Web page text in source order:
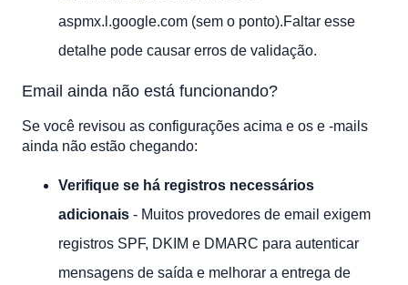
aspmx.l.google.com (sem o ponto).Faltar esse
detalhe pode causar erros de validação.
Email ainda não está funcionando?
Se você revisou as configurações acima e os e -mails
ainda não estão chegando:
Verifique se há registros necessários
adicionais - Muitos provedores de email exigem
registros SPF, DKIM e DMARC para autenticar
mensagens de saída e melhorar a entrega de